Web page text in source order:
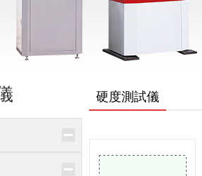
硬度測試儀